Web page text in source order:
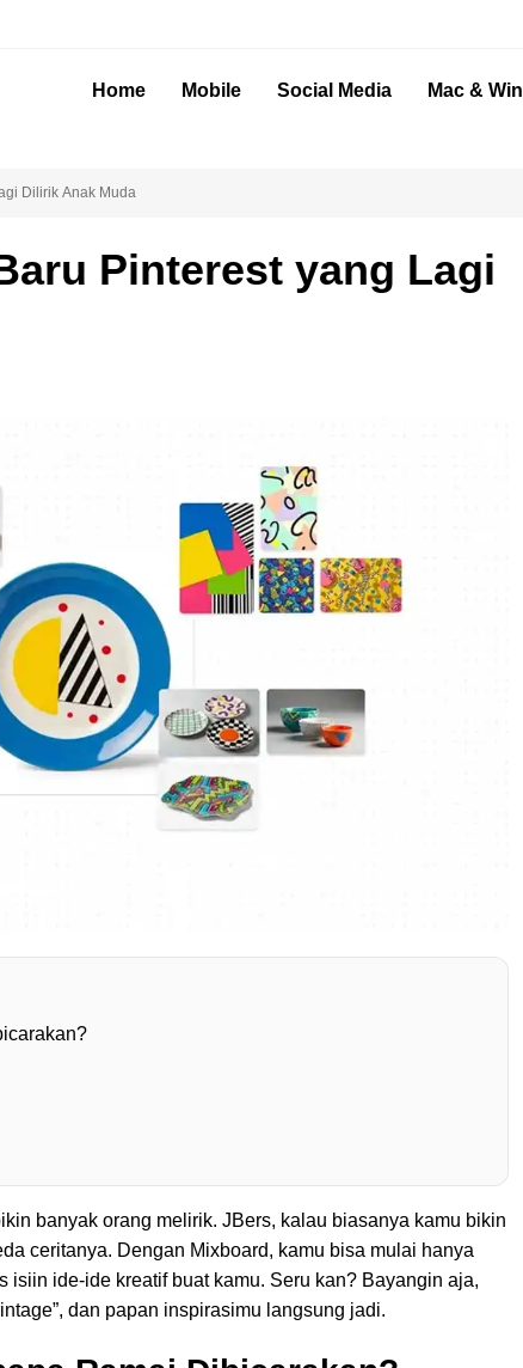
Home Mobile Social Media Mac & Win
Dilirik Anak Muda
Pinterest yang Lagi
banyak orang melirik. JBers, kalau biasanya kamu bikin
ceritanya. Dengan Mixboard, kamu bisa mulai hanya
isiin ide-ide kreatif buat kamu. Seru kan? Bayangin aja,
dan papan inspirasimu langsung jadi.